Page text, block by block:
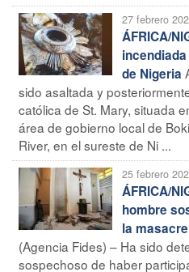
27 febrero
ÁFRICA/
de Nigeria
sido asaltada y
católica de St. Mary, situada
área de gobierno local de
River, en el sureste de Ni ...
25 febrero
ÁFRICA/
hombre
la
(Agencia Fides) – Ha sido
sospechoso de haber